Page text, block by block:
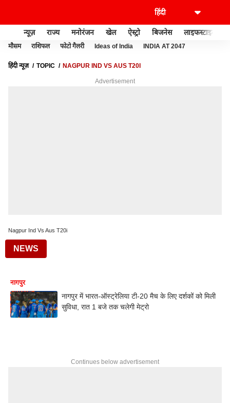
न्यूज़ राज्य मनोरंजन खेल ऐस्ट्रो बिजनेस लाइफस्टाइल
मौसम राशिफल फोटो गैलरी Ideas of India INDIA AT 2047
हिंदी न्यूज़ TOPIC NAGPUR IND VS AUS T20I
Advertisement
Nagpur Ind Vs Aus T20i
NEWS
नागपुर
नागपुर में भारत-ऑस्ट्रेलिया टी-20 मैच के लिए दर्शकों को मिली
सुविधा, रात 1 बजे तक चलेगी मेट्रो
Continues below advertisement